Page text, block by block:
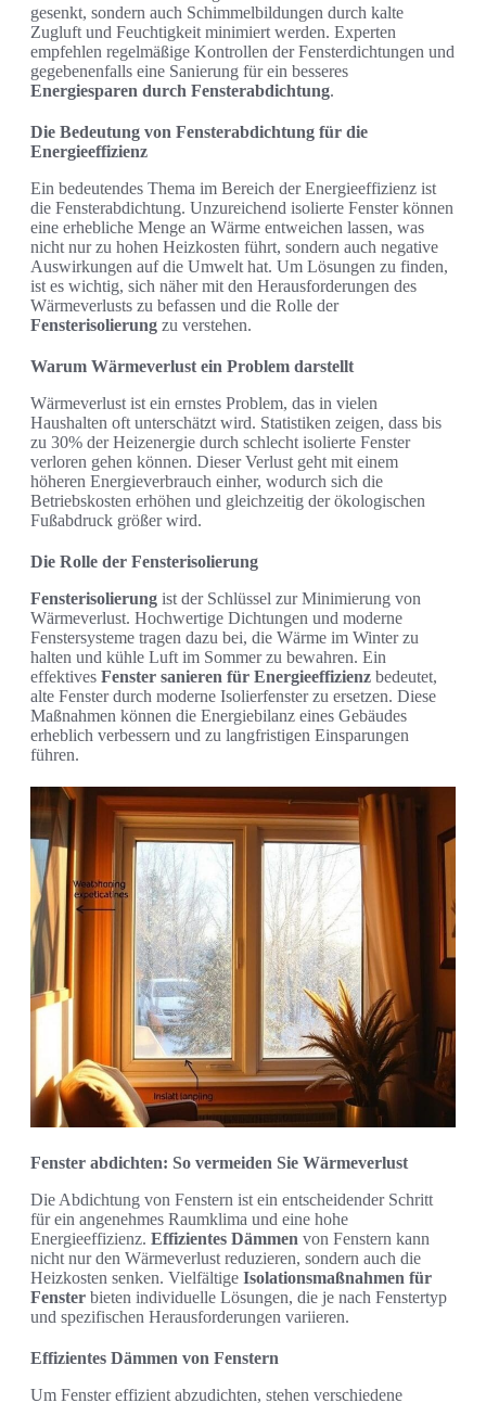
gesenkt, sondern auch Schimmelbildungen durch kalte
Zugluft und Feuchtigkeit minimiert werden. Experten
empfehlen regelmäßige Kontrollen der Fensterdichtungen und
gegebenenfalls eine Sanierung für ein besseres
Energiesparen durch Fensterabdichtung.
Die Bedeutung von Fensterabdichtung für die
Energieeffizienz
Ein bedeutendes Thema im Bereich der Energieeffizienz ist
die Fensterabdichtung. Unzureichend isolierte Fenster können
eine erhebliche Menge an Wärme entweichen lassen, was
nicht nur zu hohen Heizkosten führt, sondern auch negative
Auswirkungen auf die Umwelt hat. Um Lösungen zu finden,
ist es wichtig, sich näher mit den Herausforderungen des
Wärmeverlusts zu befassen und die Rolle der
Fensterisolierung zu verstehen.
Warum Wärmeverlust ein Problem darstellt
Wärmeverlust ist ein ernstes Problem, das in vielen
Haushalten oft unterschätzt wird. Statistiken zeigen, dass bis
zu 30% der Heizenergie durch schlecht isolierte Fenster
verloren gehen können. Dieser Verlust geht mit einem
höheren Energieverbrauch einher, wodurch sich die
Betriebskosten erhöhen und gleichzeitig der ökologischen
Fußabdruck größer wird.
Die Rolle der Fensterisolierung
Fensterisolierung ist der Schlüssel zur Minimierung von
Wärmeverlust. Hochwertige Dichtungen und moderne
Fenstersysteme tragen dazu bei, die Wärme im Winter zu
halten und kühle Luft im Sommer zu bewahren. Ein
effektives Fenster sanieren für Energieeffizienz bedeutet,
alte Fenster durch moderne Isolierfenster zu ersetzen. Diese
Maßnahmen können die Energiebilanz eines Gebäudes
erheblich verbessern und zu langfristigen Einsparungen
führen.
Fenster abdichten: So vermeiden Sie Wärmeverlust
Die Abdichtung von Fenstern ist ein entscheidender Schritt
für ein angenehmes Raumklima und eine hohe
Energieeffizienz. Effizientes Dämmen von Fenstern kann
nicht nur den Wärmeverlust reduzieren, sondern auch die
Heizkosten senken. Vielfältige Isolationsmaßnahmen für
Fenster bieten individuelle Lösungen, die je nach Fenstertyp
und spezifischen Herausforderungen variieren.
Effizientes Dämmen von Fenstern
Um Fenster effizient abzudichten, stehen verschiedene